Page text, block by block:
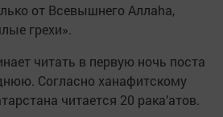
от Всевышнего Аллаhа,
грехи».
читать в первую ночь поста
Согласно ханафитскому
читается 20 рака’атов.